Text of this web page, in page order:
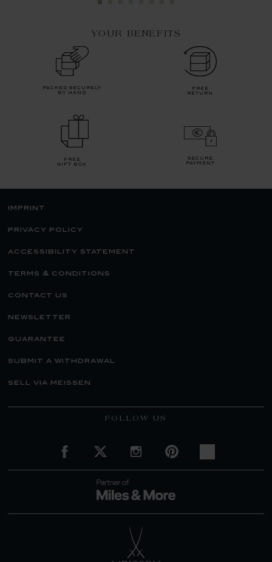
YOUR BENEFITS
packed securely
by hand
free
return
free
gift box
secure
payment
imprint
privacy policy
accessibility statement
terms & conditions
contact us
newsletter
guarantee
submit a withdrawal
sell via meissen
FOLLOW US